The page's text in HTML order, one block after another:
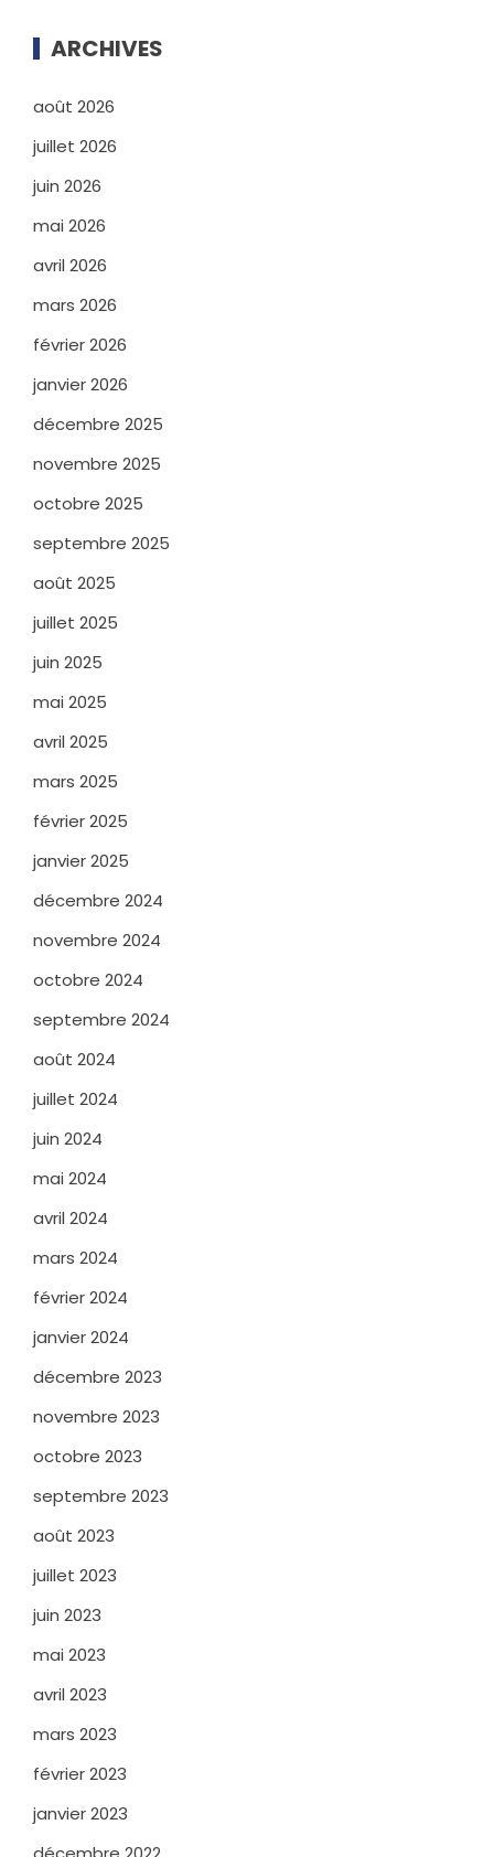
ARCHIVES
août 2026
juillet 2026
juin 2026
mai 2026
avril 2026
mars 2026
février 2026
janvier 2026
décembre 2025
novembre 2025
octobre 2025
septembre 2025
août 2025
juillet 2025
juin 2025
mai 2025
avril 2025
mars 2025
février 2025
janvier 2025
décembre 2024
novembre 2024
octobre 2024
septembre 2024
août 2024
juillet 2024
juin 2024
mai 2024
avril 2024
mars 2024
février 2024
janvier 2024
décembre 2023
novembre 2023
octobre 2023
septembre 2023
août 2023
juillet 2023
juin 2023
mai 2023
avril 2023
mars 2023
février 2023
janvier 2023